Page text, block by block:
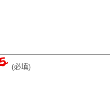
(必填)